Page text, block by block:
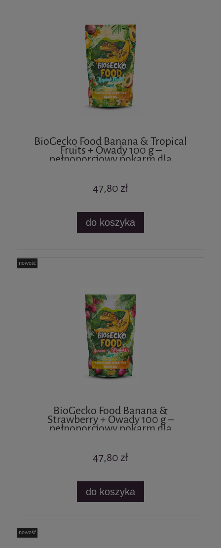
BioGecko Food Banana & Tropical
Fruits + Owady 100 g –
pełnoporcjowy pokarm dla
47,80 zł
do koszyka
BioGecko Food Banana &
Strawberry + Owady 100 g –
pełnoporcjowy pokarm dla
47,80 zł
do koszyka
nowość
nowość